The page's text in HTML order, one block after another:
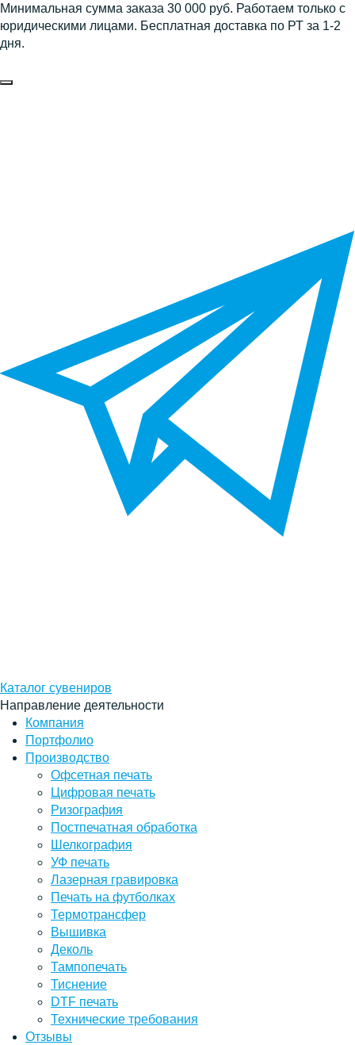
Минимальная сумма заказа 30 000 руб. Работаем только с
юридическими лицами. Бесплатная доставка по РТ за 1-2
дня.
Каталог сувениров
Направление деятельности
Компания
Портфолио
Производство
Офсетная печать
Цифровая печать
Ризография
Постпечатная обработка
Шелкография
УФ печать
Лазерная гравировка
Печать на футболках
Термотрансфер
Вышивка
Деколь
Тампопечать
Тиснение
DTF печать
Технические требования
Отзывы